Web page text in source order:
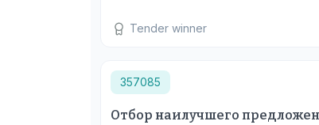
Tender winner
357085
Отбор наилучшего